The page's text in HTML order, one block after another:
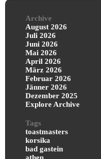
Archive
August 2026
Juli 2026
Juni 2026
Mai 2026
April 2026
März 2026
Februar 2026
Jänner 2026
Dezember 2025
Explore Archive
Tags
toastmasters
korsika
bad gastein